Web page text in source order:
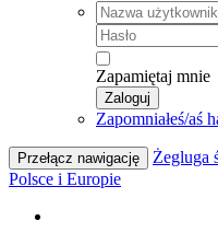
Zapamiętaj mnie
Zaloguj
Zapomniałeś/aś
Przełącz nawigację
Żegluga
Polsce i Europie